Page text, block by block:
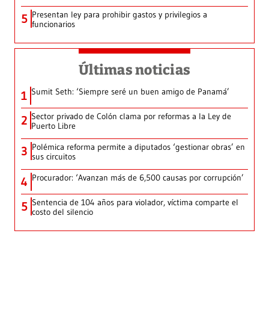
5 Presentan ley para prohibir gastos y privilegios a
funcionarios
Últimas noticias
1 Sumit Seth: ‘Siempre seré un buen amigo de Panamá’
2 Sector privado de Colón clama por reformas a la Ley de
Puerto Libre
3 Polémica reforma permite a diputados ‘gestionar obras’ en
sus circuitos
4 Procurador: ‘Avanzan más de 6,500 causas por corrupción’
5 Sentencia de 104 años para violador, víctima comparte el
costo del silencio